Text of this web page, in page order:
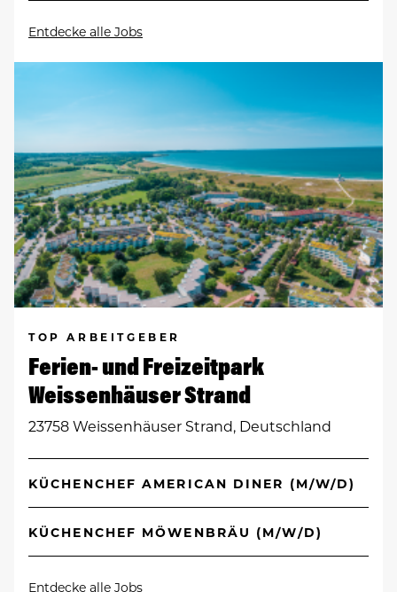
Entdecke alle Jobs
TOP ARBEITGEBER
Ferien- und Freizeitpark
Weissenhäuser Strand
23758 Weissenhäuser Strand, Deutschland
KÜCHENCHEF AMERICAN DINER (M/W/D)
KÜCHENCHEF MÖWENBRÄU (M/W/D)
Entdecke alle Jobs